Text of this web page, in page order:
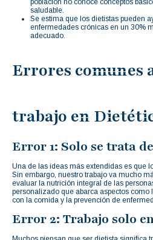
población no conoce conceptos
saludable.
Se estima que los dietistas pueden
enfermedades crónicas en un 30%
adecuado.
Errores comunes
trabajo en
Error 1: Solo se trata
Una de las ideas más extendidas es que
Sin embargo, nuestro trabajo va mucho
evaluar la nutrición integral de las
personalizado que abarca aspectos
con la comida y la prevención de
Error 2: Trabajo solo